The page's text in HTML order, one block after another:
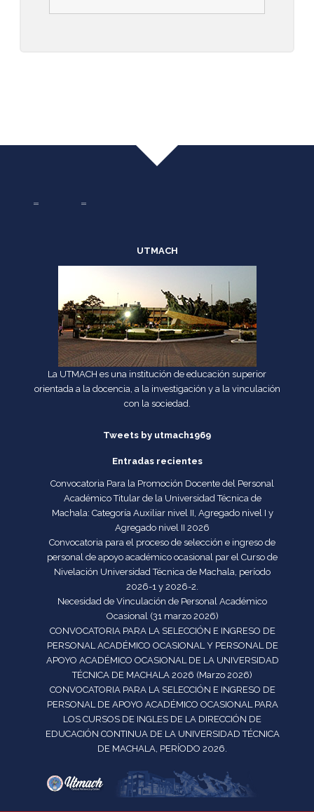
UTMACH
La UTMACH es una institución de educación superior
orientada a la docencia, a la investigación y a la vinculación
con la sociedad.
Tweets by utmach1969
Entradas recientes
Convocatoria Para la Promoción Docente del Personal
Académico Titular de la Universidad Técnica de
Machala: Categoría Auxiliar nivel II, Agregado nivel I y
Agregado nivel II 2026
Convocatoria para el proceso de selección e ingreso de
personal de apoyo académico ocasional par el Curso de
Nivelación Universidad Técnica de Machala, período
2026-1 y 2026-2.
Necesidad de Vinculación de Personal Académico
Ocasional (31 marzo 2026)
CONVOCATORIA PARA LA SELECCIÓN E INGRESO DE
PERSONAL ACADÉMICO OCASIONAL Y PERSONAL DE
APOYO ACADÉMICO OCASIONAL DE LA UNIVERSIDAD
TÉCNICA DE MACHALA 2026 (Marzo 2026)
CONVOCATORIA PARA LA SELECCIÓN E INGRESO DE
PERSONAL DE APOYO ACADÉMICO OCASIONAL PARA
LOS CURSOS DE INGLES DE LA DIRECCIÓN DE
EDUCACIÓN CONTINUA DE LA UNIVERSIDAD TÉCNICA
DE MACHALA, PERÍODO 2026.